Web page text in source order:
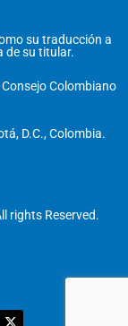
su traducción a
de su titular.
Colombiano
D.C., Colombia.
rights Reserved.
X